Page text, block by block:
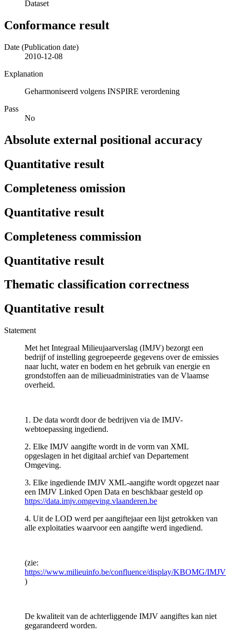
Dataset
Conformance result
Date (Publication date)
2010-12-08
Explanation
Geharmoniseerd volgens INSPIRE verordening
Pass
No
Absolute external positional accuracy
Quantitative result
Completeness omission
Quantitative result
Completeness commission
Quantitative result
Thematic classification correctness
Quantitative result
Statement
Met het Integraal Milieujaarverslag (IMJV) bezorgt een
bedrijf of instelling gegroepeerde gegevens over de emissies
naar lucht, water en bodem en het gebruik van energie en
grondstoffen aan de milieuadministraties van de Vlaamse
overheid.
1. De data wordt door de bedrijven via de IMJV-
webtoepassing ingediend.
2. Elke IMJV aangifte wordt in de vorm van XML
opgeslagen in het digitaal archief van Departement
Omgeving.
3. Elke ingediende IMJV XML-aangifte wordt opgezet naar
een IMJV Linked Open Data en beschkbaar gesteld op
https://data.imjv.omgeving.vlaanderen.be
4. Uit de LOD werd per aangiftejaar een lijst getrokken van
alle exploitaties waarvoor een aangifte werd ingediend.
(zie:
https://www.milieuinfo.be/confluence/display/KBOMG/IMJV
)
De kwaliteit van de achterliggende IMJV aangiftes kan niet
gegarandeerd worden.